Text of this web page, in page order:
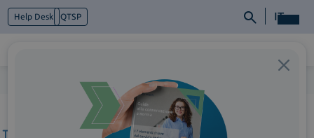
Help Desk QTSP IT
Cosa facciamo
3_Sanità